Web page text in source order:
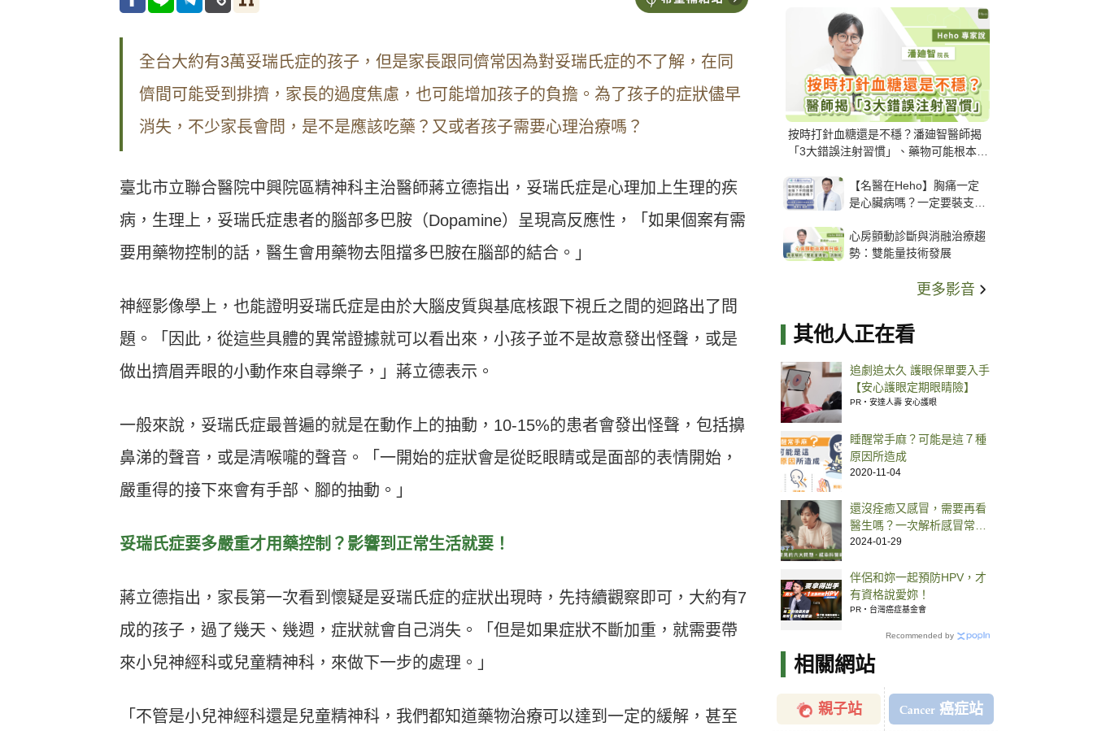
全台大約有3萬妥瑞氏症的孩子，但是家長跟同儕常因為對妥瑞氏症的不了解，在同
儕間可能受到排擠，家長的過度焦慮，也可能增加孩子的負擔。為了孩子的症狀儘早
消失，不少家長會問，是不是應該吃藥？又或者孩子需要心理治療嗎？
臺北市立聯合醫院中興院區精神科主治醫師蔣立德指出，妥瑞氏症是心理加上生理的疾
病，生理上，妥瑞氏症患者的腦部多巴胺（Dopamine）呈現高反應性，「如果個案有需
要用藥物控制的話，醫生會用藥物去阻擋多巴胺在腦部的結合。」
神經影像學上，也能證明妥瑞氏症是由於大腦皮質與基底核跟下視丘之間的迴路出了問
題。「因此，從這些具體的異常證據就可以看出來，小孩子並不是故意發出怪聲，或是
做出擠眉弄眼的小動作來自尋樂子，」蔣立德表示。
一般來說，妥瑞氏症最普遍的就是在動作上的抽動，10-15%的患者會發出怪聲，包括擤
鼻涕的聲音，或是清喉嚨的聲音。「一開始的症狀會是從眨眼睛或是面部的表情開始，
嚴重得的接下來會有手部、腳的抽動。」
妥瑞氏症要多嚴重才用藥控制？影響到正常生活就要！
蔣立德指出，家長第一次看到懷疑是妥瑞氏症的症狀出現時，先持續觀察即可，大約有7
成的孩子，過了幾天、幾週，症狀就會自己消失。「但是如果症狀不斷加重，就需要帶
來小兒神經科或兒童精神科，來做下一步的處理。」
「不管是小兒神經科還是兒童精神科，我們都知道藥物治療可以達到一定的緩解，甚至
按時打針血糖還是不穩？潘廸智醫師揭
「3大錯誤注射習慣」、藥物可能根本沒
【名醫在Heho】胸痛一定
是心臟病嗎？一定要裝支
解析支架種類、風險與選擇
關鍵
心房顫動診斷與消融治療趨
勢：雙能量技術發展
更多影音
其他人正在看
追劇追太久 護眼保單要入手
【安心護眼定期眼睛險】
PR・安達人壽 安心護眼
睡醒常手麻？可能是這７種
原因所造成
2020-11-04
還沒痊癒又感冒，需要再看
醫生嗎？一次解析感冒常見
6 大 QA
2024-01-29
伴侶和妳一起預防HPV，才
有資格說愛妳！
PR・台灣癌症基金會
Recommended by
相關網站
親子站 癌症站